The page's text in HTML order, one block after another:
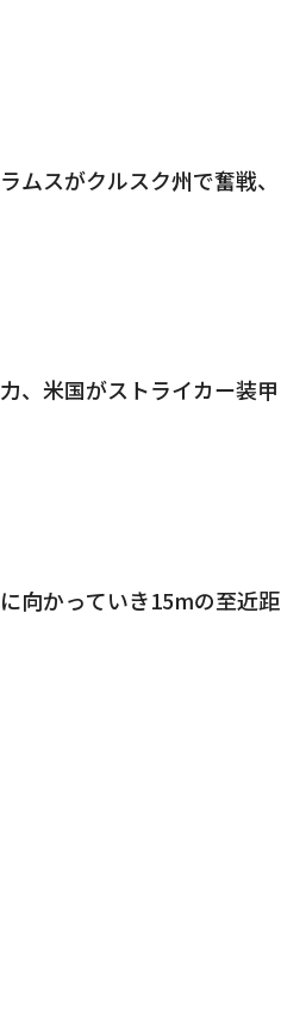
ムスがクルスク州で奮戦、
、米国がストライカー装甲
向かっていき15mの至近距